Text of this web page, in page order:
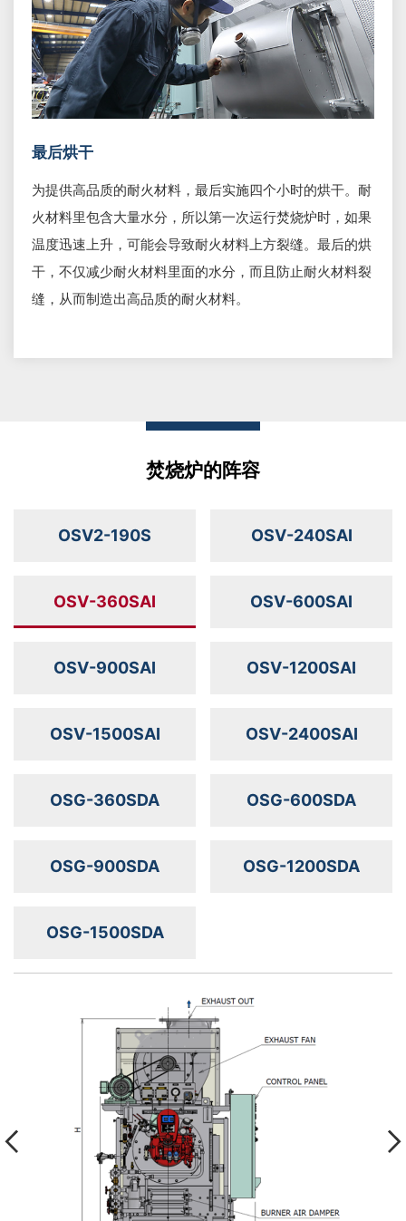
最后烘干
为提供高品质的耐火材料，最后实施四个小时的烘干。耐
火材料里包含大量水分，所以第一次运行焚烧炉时，如果
温度迅速上升，可能会导致耐火材料上方裂缝。最后的烘
干，不仅减少耐火材料里面的水分，而且防止耐火材料裂
缝，从而制造出高品质的耐火材料。
焚烧炉的阵容
OSV2-190S OSV-240SAI
OSV-360SAI OSV-600SAI
OSV-900SAI OSV-1200SAI
OSV-1500SAI OSV-2400SAI
OSG-360SDA OSG-600SDA
OSG-900SDA OSG-1200SDA
OSG-1500SDA